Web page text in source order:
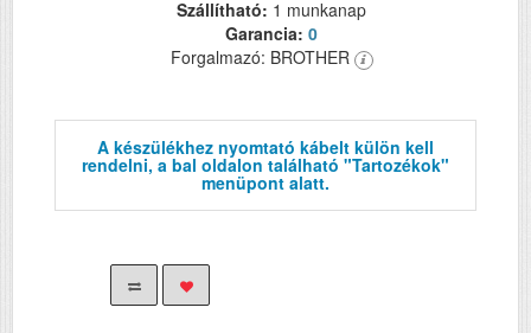
Szállítható: 1 munkanap
Garancia: 0
Forgalmazó: BROTHER
A készülékhez nyomtató kábelt külön kell
rendelni, a bal oldalon található "Tartozékok"
menüpont alatt.